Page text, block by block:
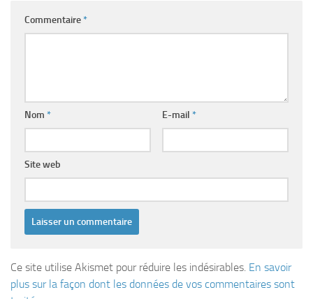
Commentaire*
Nom * E-mail *
Site web
Ce site utilise Akismet pour réduire les indésirables. En savoir
plus sur la façon dont les données de vos commentaires sont